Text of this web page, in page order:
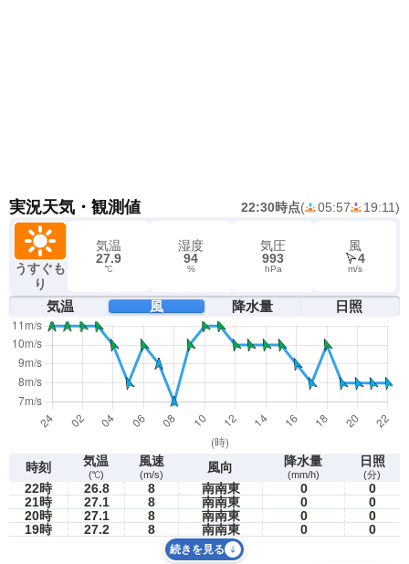
実況天気・観測値 22:30時点( 05:57 19:11)
うすぐも
り
気温
27.9
℃
湿度
94
%
気圧
993
hPa
風
4
m/s
気温 風 降水量 日照
時刻 気温
(℃)
風速
(m/s) 風向 降水量
(mm/h)
日照
(分)
22時 26.8 8 南南東 0
0
21時
27.1 8 南南東 0
0
20時
27.1 8 南南東 0
0
19時
27.2 8 南南東 0 0
続きを見る